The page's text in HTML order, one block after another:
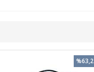
%63,2